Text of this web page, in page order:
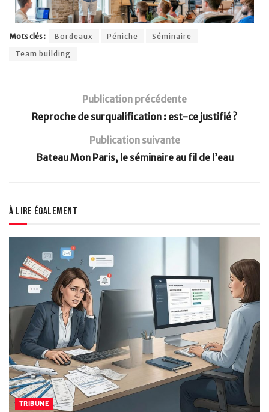
Mots clés : Bordeaux Péniche
Séminaire
Team building
Publication précédente
Reproche de surqualification : est-ce justifié ?
Publication suivante
Bateau Mon Paris, le séminaire au fil de l’eau
À lire également
TRIBUNE